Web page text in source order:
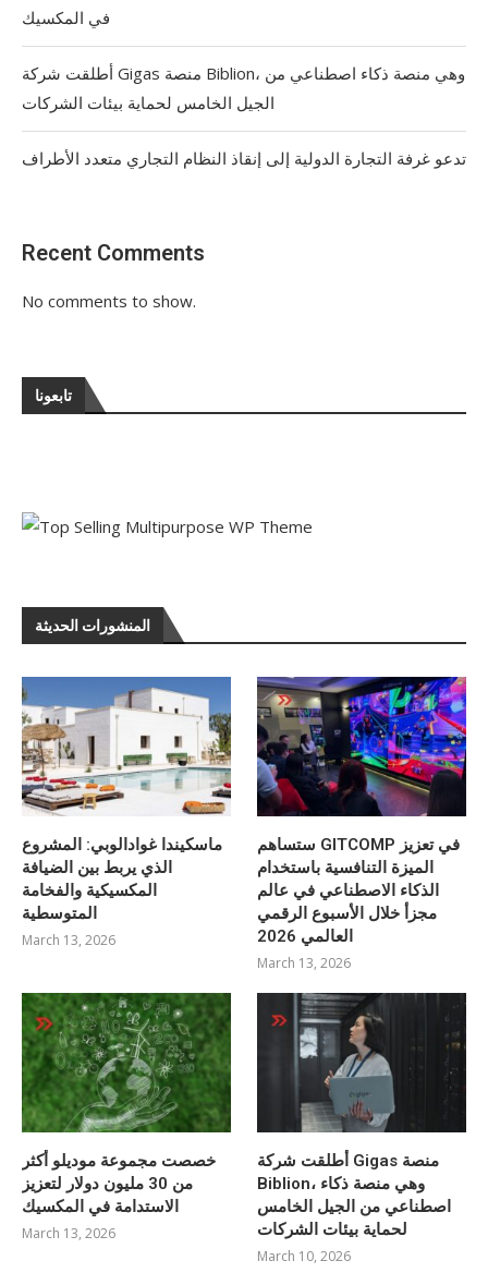
في المكسيك
أطلقت شركة Gigas منصة Biblion، وهي منصة ذكاء اصطناعي من
الجيل الخامس لحماية بيئات الشركات
تدعو غرفة التجارة الدولية إلى إنقاذ النظام التجاري متعدد الأطراف
Recent Comments
No comments to show.
تابعونا
المنشورات الحديثة
ماسكيندا غوادالوبي: المشروع
الذي يربط بين الضيافة
المكسيكية والفخامة
المتوسطية
March 13, 2026
ستساهم GITCOMP في تعزيز
الميزة التنافسية باستخدام
الذكاء الاصطناعي في عالم
مجزأ خلال الأسبوع الرقمي
العالمي 2026
March 13, 2026
خصصت مجموعة موديلو أكثر
من 30 مليون دولار لتعزيز
الاستدامة في المكسيك
March 13, 2026
أطلقت شركة Gigas منصة
Biblion، وهي منصة ذكاء
اصطناعي من الجيل الخامس
لحماية بيئات الشركات
March 10, 2026